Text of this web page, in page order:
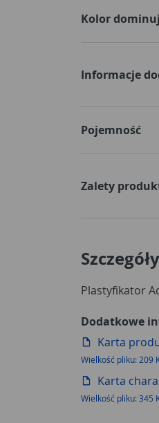
Kolor
Informacje
Pojemność
Zalety
Szczegóły
Plastyfikator
Dodatkowe
Karta
Wielkość pliku: 209
Karta
Wielkość pliku: 345